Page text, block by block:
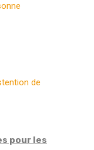
de
pour les